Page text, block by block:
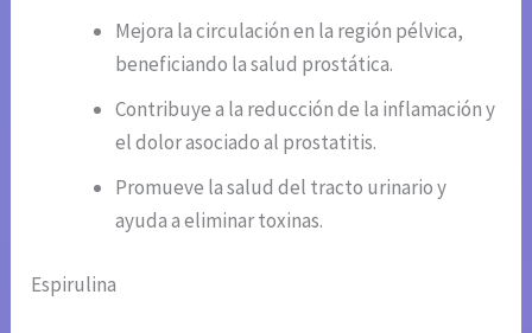
Mejora la circulación en la región pélvica,
beneficiando la salud prostática.
Contribuye a la reducción de la inflamación y
el dolor asociado al prostatitis.
Promueve la salud del tracto urinario y
ayuda a eliminar toxinas.
Espirulina